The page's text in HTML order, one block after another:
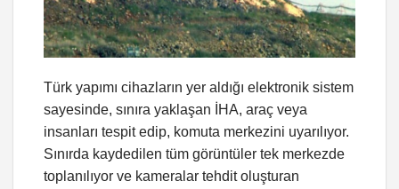
Türk yapımı cihazların yer aldığı elektronik sistem
sayesinde, sınıra yaklaşan İHA, araç veya
insanları tespit edip, komuta merkezini uyarılıyor.
Sınırda kaydedilen tüm görüntüler tek merkezde
toplanılıyor ve kameralar tehdit oluşturan